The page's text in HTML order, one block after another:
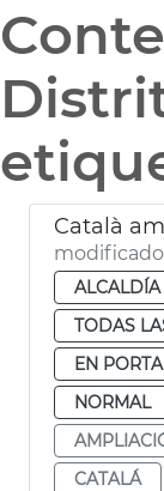
ALCALDÍA
TODAS
EN
NORMAL
CATALÁ